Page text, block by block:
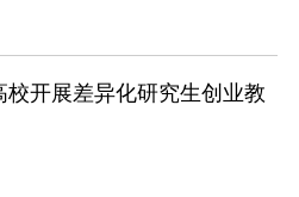
校开展差异化研究生创业教